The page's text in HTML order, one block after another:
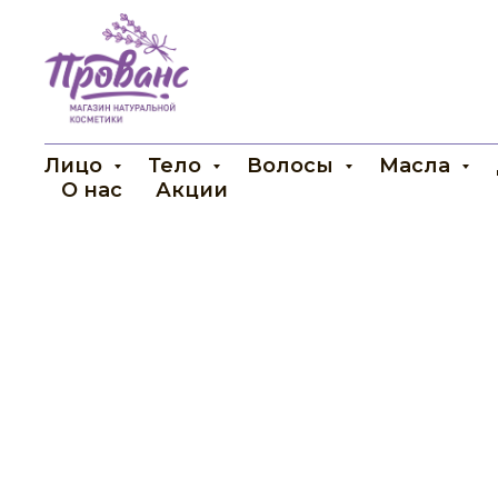
Лицо Тело Волосы Масла
О нас
Акции